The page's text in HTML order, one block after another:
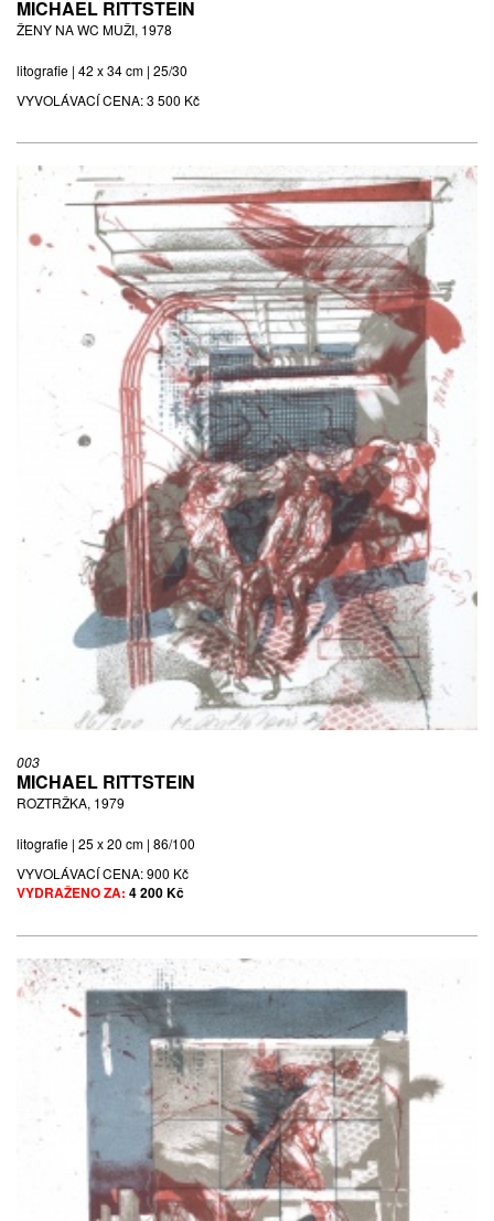
MICHAEL RITTSTEIN
ŽENY NA WC MUŽI, 1978
litografie | 42 x 34 cm | 25/30
VYVOLÁVACÍ CENA:3 500 Kč
003
MICHAEL RITTSTEIN
ROZTRŽKA, 1979
litografie | 25 x 20 cm | 86/100
VYVOLÁVACÍ CENA:900 Kč
VYDRAŽENO ZA: 4 200 Kč